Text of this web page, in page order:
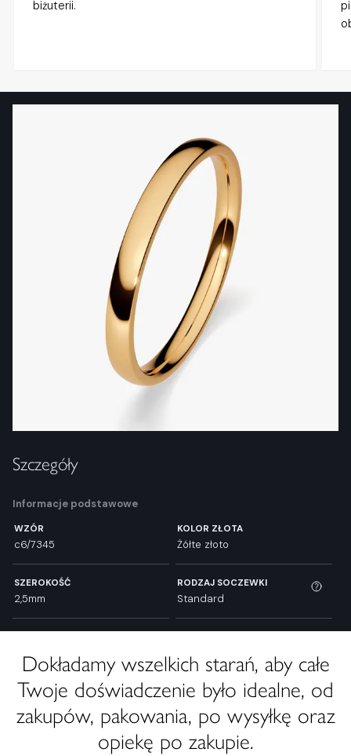
biżuterii.
Szczegóły
Informacje podstawowe
WZÓR
c6/7345
KOLOR ZŁOTA
Żółte złoto
SZEROKOŚĆ
2,5mm
RODZAJ SOCZEWKI
Standard
Dokładamy wszelkich starań, aby całe
Twoje doświadczenie było idealne, od
zakupów, pakowania, po wysyłkę oraz
opiekę po zakupie.